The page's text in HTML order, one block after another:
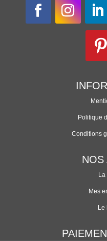
Politique
Conditions
NOS
Mes
Le